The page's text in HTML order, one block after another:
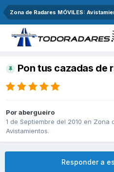
Zona de Radares MÓVILES:
Pon tus cazadas de
Porabergueiro
1 de Septiembre del 2010 en Zona
Avistamientos.
Responder a